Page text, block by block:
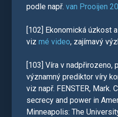
podle např. van Prooijen
[102] Ekonomická úzkost
viz mé video, zajímavý
[103] Víra v nadpřirozeno,
významný prediktor víry
viz např. FENSTER, Mark.
secrecy and power in
Minneapolis: The